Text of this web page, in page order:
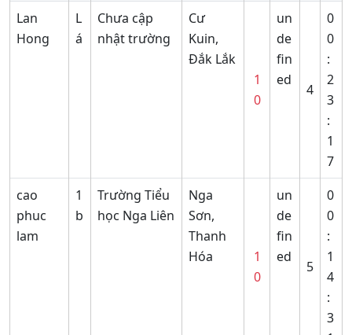
Lan
Hong
L
á
Chưa cập
nhật trường
Cư
Kuin,
Đắk Lắk
1
0
un
de
fin
ed
4
0
0
:
2
3
:
1
7
cao
phuc
lam
1
b
Trường Tiểu
học Nga Liên
Nga
Sơn,
Thanh
Hóa
1
0
un
de
fin
ed
5
0
0
:
1
4
:
3